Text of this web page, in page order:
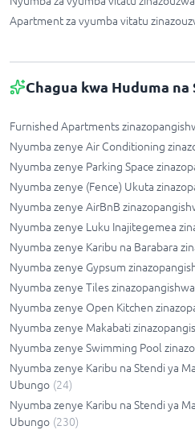
Apartment za vyumba vitatu
Chagua kwa Huduma na
Furnished Apartments
Nyumba zenye Air Conditioning
Nyumba zenye Parking Space
Nyumba zenye (Fence) Ukuta
Nyumba zenye AirBnB
Nyumba zenye Luku Inajitegemea
Nyumba zenye Karibu na Barabara
Nyumba zenye Gypsum
Nyumba zenye Tiles
Nyumba zenye Open Kitchen
Nyumba zenye Makabati
Nyumba zenye Swimming Pool
Nyumba zenye Karibu na Stendi ya
Ubungo (24)
Nyumba zenye Karibu na Stendi ya
Ubungo (230)